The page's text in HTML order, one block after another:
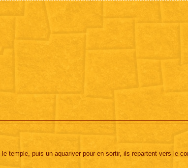
temple, puis un aquariver pour en sortir, ils repartent vers le